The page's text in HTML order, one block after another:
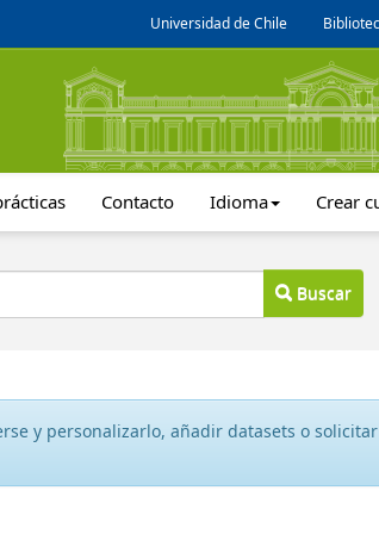
Universidad de Chile
Contacto Idioma Crear
Buscar
y personalizarlo, añadir datasets o